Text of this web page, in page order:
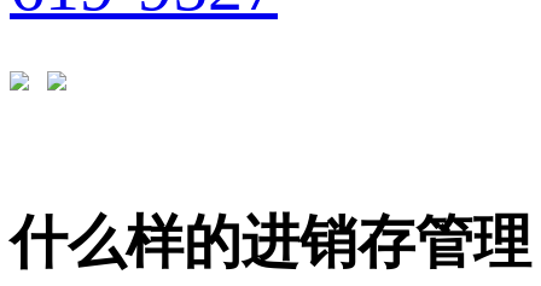
什么样的进销存管理